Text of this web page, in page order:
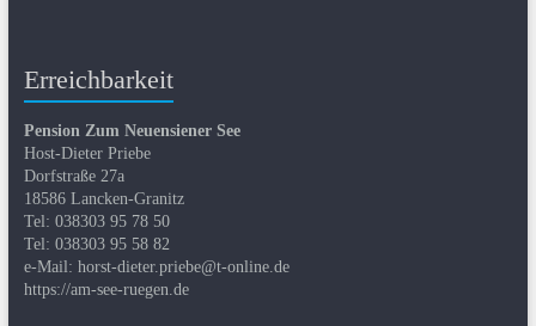
Erreichbarkeit
Pension Zum Neuensiener See
Host-Dieter Priebe
Dorfstraße 27a
18586 Lancken-Granitz
Tel: 038303 95 78 50
Tel: 038303 95 58 82
e-Mail: horst-dieter.priebe@t-online.de
https://am-see-ruegen.de